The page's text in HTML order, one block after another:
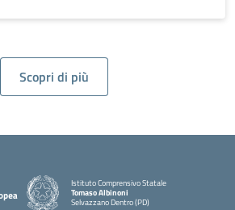
Scopri di più
Istituto Comprensivo Statale
Tomaso Albinoni
Selvazzano Dentro (PD)